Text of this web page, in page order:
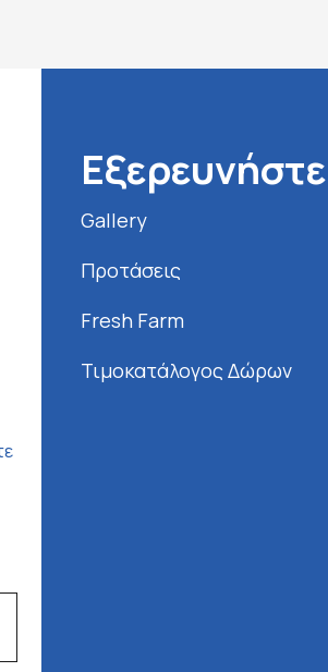
Εξερευνήστε
Gallery
Προτάσεις
Fresh Farm
Τιμοκατάλογος Δώρων